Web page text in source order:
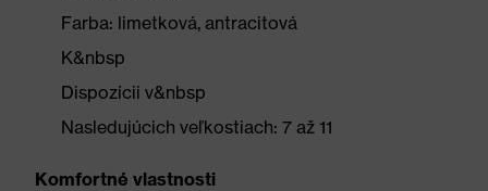
Farba: limetková, antracitová
K&nbsp
Dispozícii v&nbsp
Nasledujúcich veľkostiach: 7 až 11
Komfortné vlastnosti